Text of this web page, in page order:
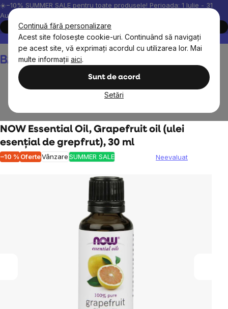
Continuă fără personalizare
Acest site folosește cookie-uri. Continuând să navigați
pe acest site, vă exprimați acordul cu utilizarea lor. Mai
multe informații aici.
Sunt de acord
Setări
Treci
la
conținut
☀️−10% SUMMER SALE pentru toate produsele! Perioada: 1 Iulie - 31
August, 2026.
Cumpără acum
Peste 200.000 de recenzii verificate
Produsele noastre sunt
Coş
de
NOW Essential Oil, Grapefruit oil (ulei
esențial de grepfrut), 30 ml
–10 % OferteVânzareSUMMER SALE
Evaluarea
a
produsului
este
0,0
din
5
stele.
Neevaluat